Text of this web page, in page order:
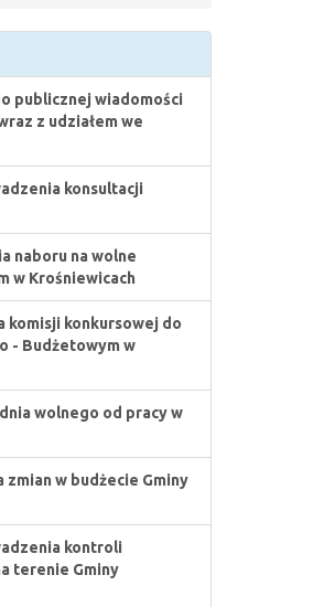
publicznej wiadomości
z udziałem we
konsultacji
naboru na wolne
w Krośniewicach
komisji konkursowej do
- Budżetowym w
wolnego od pracy w
w budżecie Gminy
kontroli
terenie Gminy